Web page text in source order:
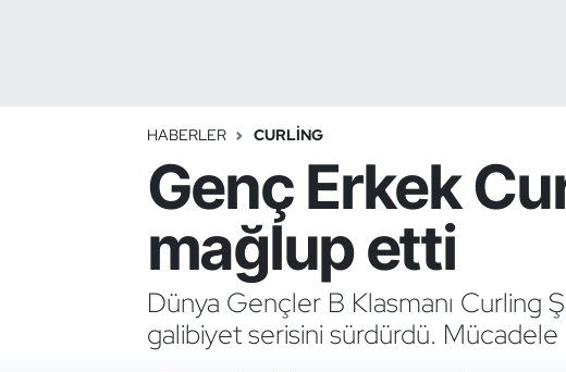
HABERLER CURLING
Genç Erkek
mağlup etti
Dünya Gençler B Klasmanı Curling
galibiyet serisini sürdürdü.
Bocce Bowling Dart